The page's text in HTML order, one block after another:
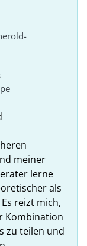
meiner
lerne
als
reizt mich,
Kombination
zu teilen und